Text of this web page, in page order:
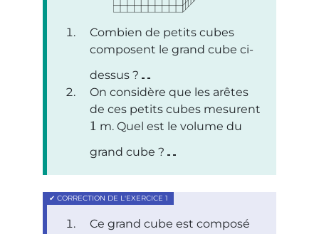
Combien de petits cubes
composent le grand cube ci-
dessus ?
On considère que les arêtes
de ces petits cubes mesurent
1 m. Quel est le volume du
grand cube ?
Ce grand cube est composé